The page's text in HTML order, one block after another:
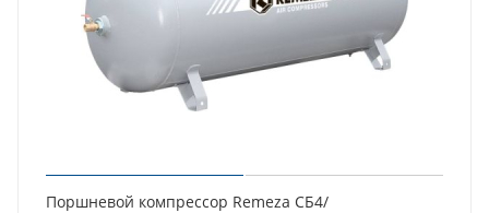
Поршневой компрессор Remeza СБ4/